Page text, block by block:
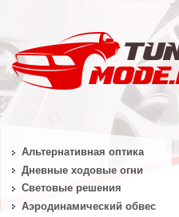
Альтернативная оптика
Дневные ходовые огни
Световые решения
Аэродинамический обвес